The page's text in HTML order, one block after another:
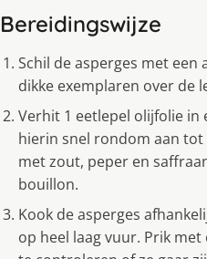
Bereidingswijze
Schil de asperges met een
dikke exemplaren over de
Verhit 1 eetlepel olijfolie in
hierin snel rondom aan tot
met zout, peper en
bouillon.
Kook de asperges
op heel laag vuur. Prik